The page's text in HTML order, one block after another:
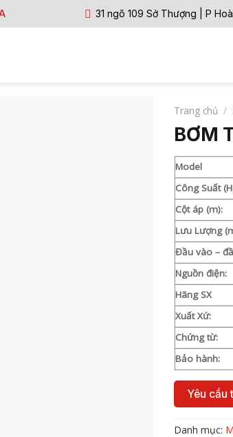
31 ngõ 109 Sở Thượng | P
Trang chủ /
BƠM
Model
Công Suất
Cột áp (m):
Lưu Lượng
Đầu vào –
Nguồn điện:
Hãng SX
Xuất Xứ:
Chứng từ:
Bảo hành:
Yêu cầu
Danh mục: